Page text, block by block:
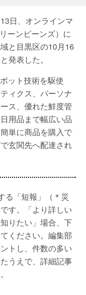
日、オンラインマ
ーンビーンズ）に
と目黒区の10月16
発表した。
ット技術を駆使
ィクス、パーソナ
ス、優れた鮮度管
用品まで幅広い品
単に商品を購入で
玄関先へ配達され
る「短報」（＊災
す。「より詳しい
りたい」場合、下
ください。編集部
トし、件数の多い
うえで、詳細記事